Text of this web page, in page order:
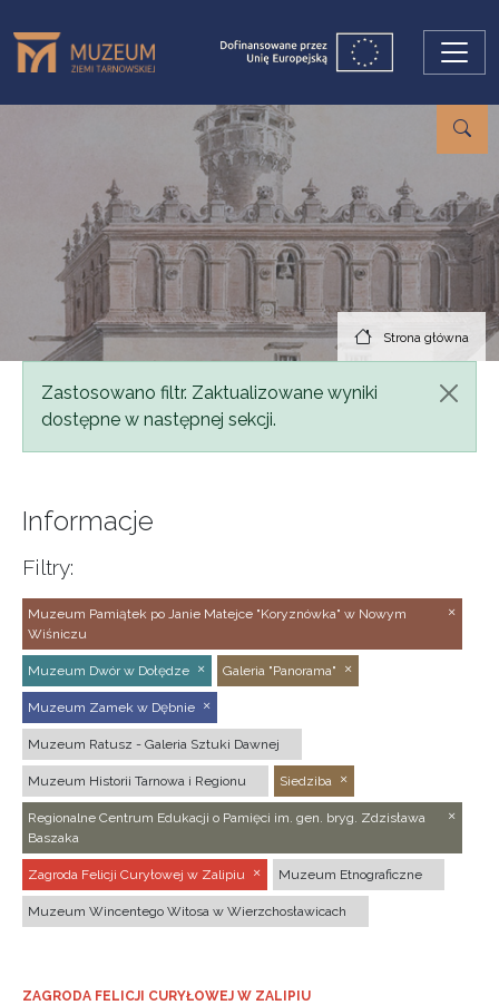
Strona główna
Komunikat
Zastosowano filtr. Zaktualizowane wyniki
dostępne w następnej sekcji.
Informacje
Filtry:
Muzeum Pamiątek po Janie Matejce "Koryznówka" w Nowym
Wiśniczu
Muzeum Dwór w Dołędze Galeria "Panorama"
Muzeum Zamek w Dębnie
Muzeum Ratusz - Galeria Sztuki Dawnej
Muzeum Historii Tarnowa i Regionu Siedziba
Regionalne Centrum Edukacji o Pamięci im. gen. bryg. Zdzisława
Baszaka
Zagroda Felicji Curyłowej w Zalipiu Muzeum Etnograficzne
Muzeum Wincentego Witosa w Wierzchosławicach
ZAGRODA FELICJI CURYŁOWEJ W ZALIPIU